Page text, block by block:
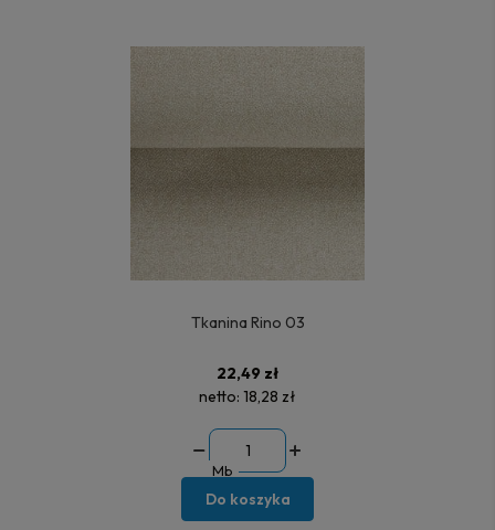
Tkanina Rino 03
22,49 zł
netto: 18,28 zł
Mb
Do koszyka